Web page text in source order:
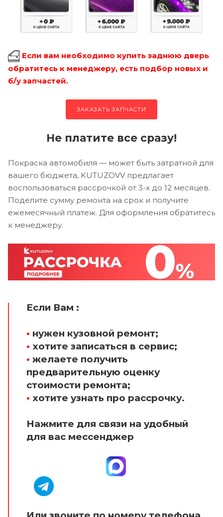
Если вам необходимо купить заднюю дверь
обратитесь к менеджеру, есть подбор новых и
б/у запчастей.
ЗАКАЗАТЬ ЗАПЧАСТИ
Не платите все сразу!
Покраска автомобиля — может быть затратной для
вашего бюджета, KUTUZOVV предлагает
воспользоваться рассрочкой от 3-х до 12 месяцев.
Поделите сумму ремонта на срок и получите
ежемесячный платеж. Для оформления обратитесь
к менеджеру.
Если Вам :
• нужен кузовной ремонт;
• хотите записаться в сервис;
• желаете получить
предварительную оценку
стоимости ремонта;
• хотите узнать про рассрочку.
Нажмите для связи на удобный
для вас мессенджер